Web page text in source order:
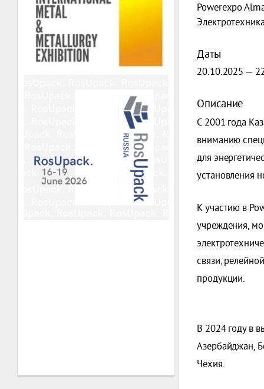
Powerexpo
Даты
20.10.2025 —
Описание
С 2001 года
вниманию
для
установления
К участию в
учреждения,
связи,
продукции.
В 2024 году в
Азербайджан,
Чехия.